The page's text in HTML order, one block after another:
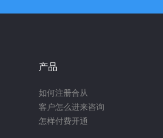
产品
如何注册合从
客户怎么进来咨询
怎样付费开通